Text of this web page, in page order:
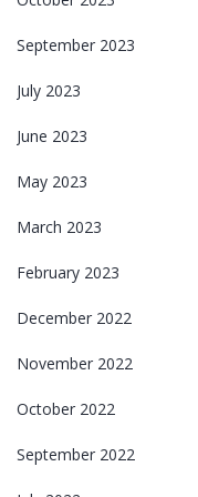
September 2023
July 2023
June 2023
May 2023
March 2023
February 2023
December 2022
November 2022
October 2022
September 2022